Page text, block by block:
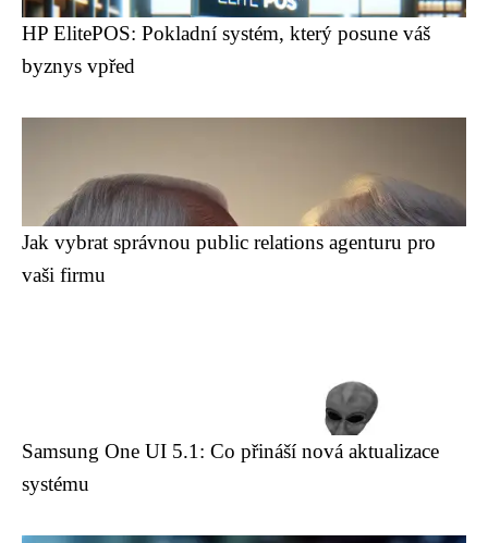
HP ElitePOS: Pokladní systém, který posune váš
byznys vpřed
Jak vybrat správnou public relations agenturu pro
vaši firmu
Samsung One UI 5.1: Co přináší nová aktualizace
systému